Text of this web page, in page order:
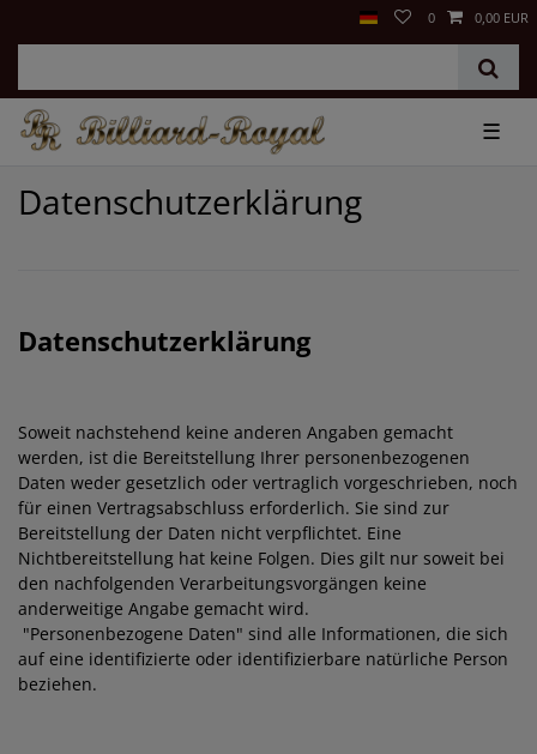
0 0,00 EUR
☰
Daten­schutz­erklärung
Datenschutzerklärung
Soweit nachstehend keine anderen Angaben gemacht
werden, ist die Bereitstellung Ihrer personenbezogenen
Daten weder gesetzlich oder vertraglich vorgeschrieben, noch
für einen Vertragsabschluss erforderlich. Sie sind zur
Bereitstellung der Daten nicht verpflichtet. Eine
Nichtbereitstellung hat keine Folgen. Dies gilt nur soweit bei
den nachfolgenden Verarbeitungsvorgängen keine
anderweitige Angabe gemacht wird.
"Personenbezogene Daten" sind alle Informationen, die sich
auf eine identifizierte oder identifizierbare natürliche Person
beziehen.